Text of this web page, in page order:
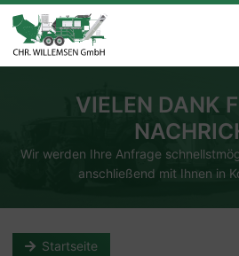
VIELEN DANK
Wir werden Ihre Anfrage
anschließend mit Ihnen in
Startseite